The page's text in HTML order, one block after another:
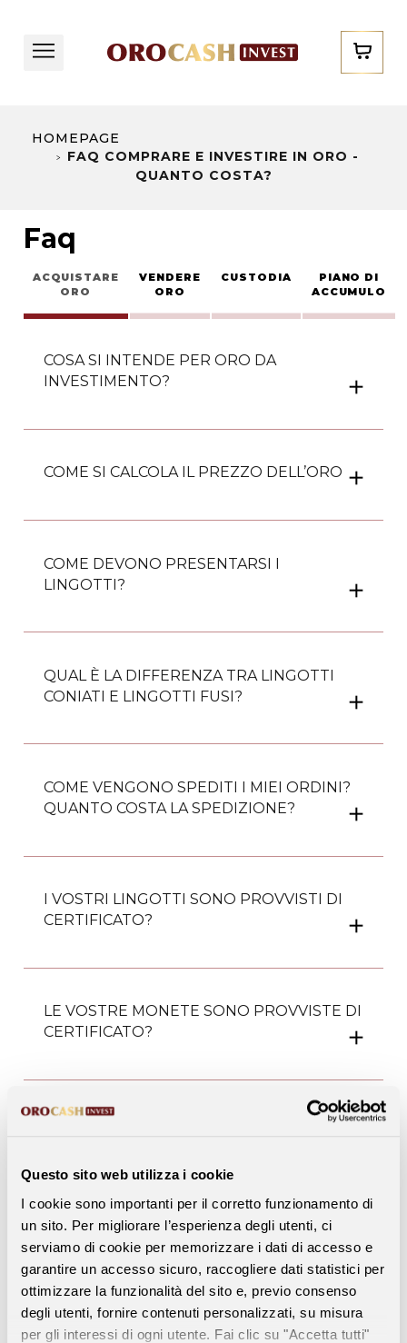
Questo sito web utilizza i cookie
I cookie sono importanti per il corretto funzionamento di
un sito. Per migliorare l’esperienza degli utenti, ci
serviamo di cookie per memorizzare i dati di accesso e
garantire un accesso sicuro, raccogliere dati statistici per
ottimizzare la funzionalità del sito e, previo consenso
degli utenti, fornire contenuti personalizzati, su misura
per gli interessi di ogni utente. Fai clic su "Accetta tutti"
HOMEPAGE
FAQ COMPRARE E INVESTIRE IN ORO -
QUANTO COSTA?
Faq
ACQUISTARE
ORO
VENDERE
ORO
CUSTODIA
PIANO DI
ACCUMULO
COSA SI INTENDE PER ORO DA
INVESTIMENTO?
COME SI CALCOLA IL PREZZO DELL’ORO
COME DEVONO PRESENTARSI I
LINGOTTI?
QUAL È LA DIFFERENZA TRA LINGOTTI
CONIATI E LINGOTTI FUSI?
COME VENGONO SPEDITI I MIEI ORDINI?
QUANTO COSTA LA SPEDIZIONE?
I VOSTRI LINGOTTI SONO PROVVISTI DI
CERTIFICATO?
LE VOSTRE MONETE SONO PROVVISTE DI
CERTIFICATO?
È POSSIBILE IL RITIRO PRESSO UNO DEI
QUALI AZIENDE SONO AUTORIZZATE AD
ACQUISTARE E/O VENDERE ORO DA
INVESTIMENTO?